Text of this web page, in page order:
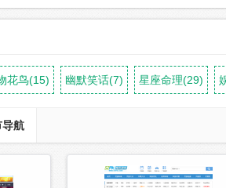
花鸟(15) 幽默笑话(7) 星座命理(29)
导航